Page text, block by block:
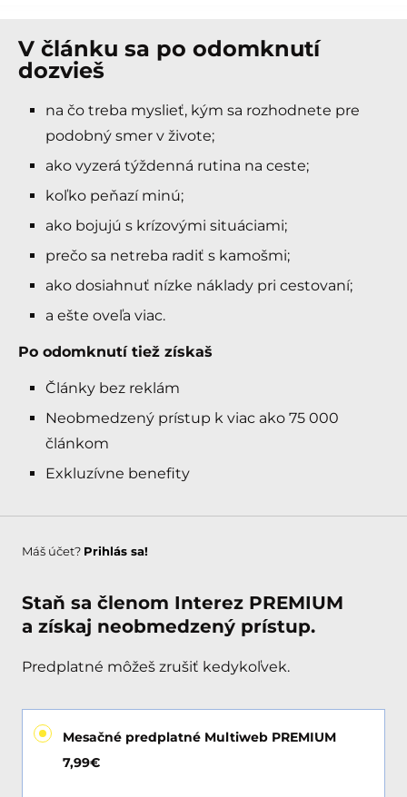
V článku sa po odomknutí
dozvieš
na čo treba myslieť, kým sa rozhodnete pre
podobný smer v živote;
ako vyzerá týždenná rutina na ceste;
koľko peňazí minú;
ako bojujú s krízovými situáciami;
prečo sa netreba radiť s kamošmi;
ako dosiahnuť nízke náklady pri cestovaní;
a ešte oveľa viac.
Po odomknutí tiež získaš
Články bez reklám
Neobmedzený prístup k viac ako 75 000
článkom
Exkluzívne benefity
Máš účet? Prihlás sa!
Staň sa členom Interez PREMIUM
a získaj neobmedzený prístup.
Predplatné môžeš zrušiť kedykoľvek.
Mesačné predplatné Multiweb PREMIUM
7,99€